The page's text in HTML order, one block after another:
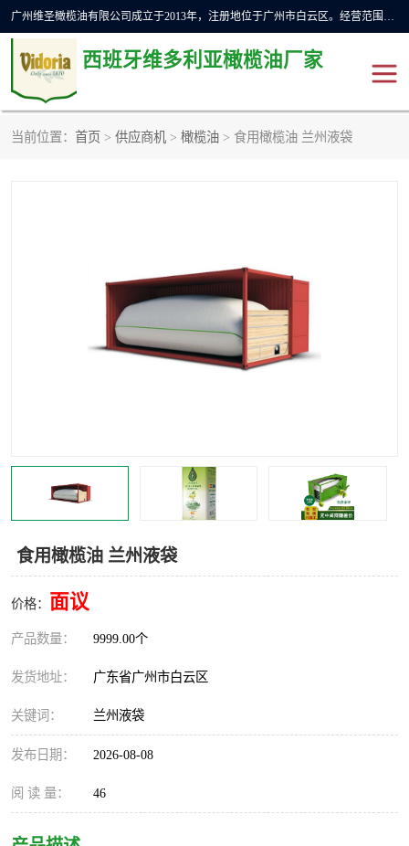
广州维圣橄榄油有限公司成立于2013年，注册地位于广州市白云区。经营范围包括饲料原料销售;畜牧渔业饲料销售;化妆品批发;贸易经纪;食品进出口等，主要产品有：橄榄果渣油，橄榄油，纯橄榄油等。
西班牙维多利亚橄榄油厂家
当前位置： 首页 > 供应商机 > 橄榄油 > 食用橄榄油 兰州液袋
食用橄榄油 兰州液袋
价格： 面议
产品数量： 9999.00个
发货地址： 广东省广州市白云区
关键词： 兰州液袋
发布日期： 2026-08-08
阅 读 量： 46